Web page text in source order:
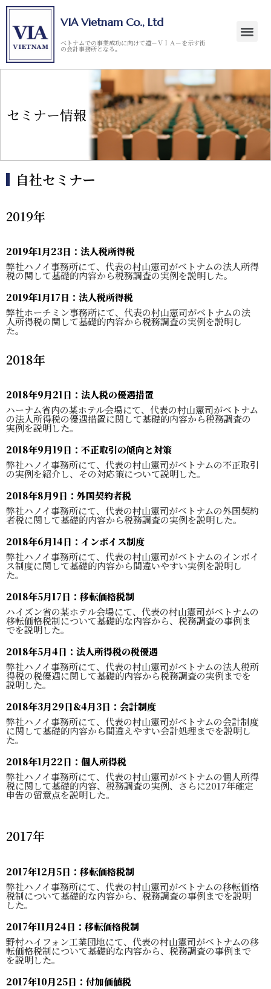
VIA Vietnam Co., Ltd
ベトナムでの事業成功に向けて道－ＶＩＡ－を示す街
の会計事務所となる。
セミナー情報
自社セミナー
2019年
2019年1月23日：法人税所得税
弊社ハノイ事務所にて、代表の村山憲司がベトナムの法人所得
税の関して基礎的内容から税務調査の実例を説明した。
2019年1月17日：法人税所得税
弊社ホーチミン事務所にて、代表の村山憲司がベトナムの法
人所得税の関して基礎的内容から税務調査の実例を説明し
た。
2018年
2018年9月21日：法人税の優遇措置
ハーナム省内の某ホテル会場にて、代表の村山憲司がベトナム
の法人所得税の優遇措置に関して基礎的内容から税務調査の
実例を説明した。
2018年9月19日：不正取引の傾向と対策
弊社ハノイ事務所にて、代表の村山憲司がベトナムの不正取引
の実例を紹介し、その対応策について説明した。
2018年8月9日：外国契約者税
弊社ハノイ事務所にて、代表の村山憲司がベトナムの外国契約
者税に関して基礎的内容から税務調査の実例を説明した。
2018年6月14日：インボイス制度
弊社ハノイ事務所にて、代表の村山憲司がベトナムのインボイ
ス制度に関して基礎的内容から間違いやすい実例を説明し
た。
2018年5月17日：移転価格税制
ハイズン省の某ホテル会場にて、代表の村山憲司がベトナムの
移転価格税制について基礎的な内容から、税務調査の事例ま
でを説明した。
2018年5月4日：法人所得税の税優遇
弊社ハノイ事務所にて、代表の村山憲司がベトナムの法人税所
得税の税優遇に関して基礎的内容から税務調査の実例までを
説明した。
2018年3月29日&4月3日：会計制度
弊社ハノイ事務所にて、代表の村山憲司がベトナムの会計制度
に関して基礎的内容から間違えやすい会計処理までを説明し
た。
2018年1月22日：個人所得税
弊社ハノイ事務所にて、代表の村山憲司がベトナムの個人所得
税に関して基礎的内容、税務調査の実例、さらに2017年確定
申告の留意点を説明した。
2017年
2017年12月5日：移転価格税制
弊社ハノイ事務所にて、代表の村山憲司がベトナムの移転価格
税制について基礎的な内容から、税務調査の事例までを説明
した。
2017年11月24日：移転価格税制
野村ハイフォン工業団地にて、代表の村山憲司がベトナムの移
転価格税制について基礎的な内容から、税務調査の事例まで
を説明した。
2017年10月25日：付加価値税